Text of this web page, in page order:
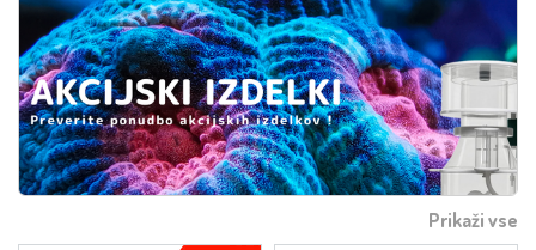
Prikaži vse